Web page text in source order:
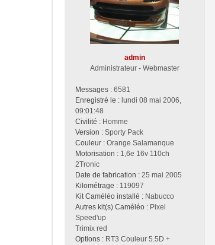
admin
Administrateur - Webmaster
Messages : 6581
Enregistré le : lundi 08 mai 2006,
09:01:48
Civilité : Homme
Version : Sporty Pack
Couleur : Orange Salamanque
Motorisation : 1,6e 16v 110ch
2Tronic
Date de fabrication : 25 mai 2005
Kilométrage : 119097
Kit Caméléo installé : Nabucco
Autres kit(s) Caméléo : Pixel
Speed'up
Trimix red
Options : RT3 Couleur 5.5D +